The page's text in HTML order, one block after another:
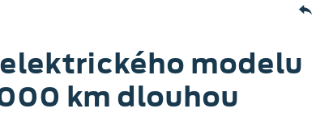
modelu
km dlouhou